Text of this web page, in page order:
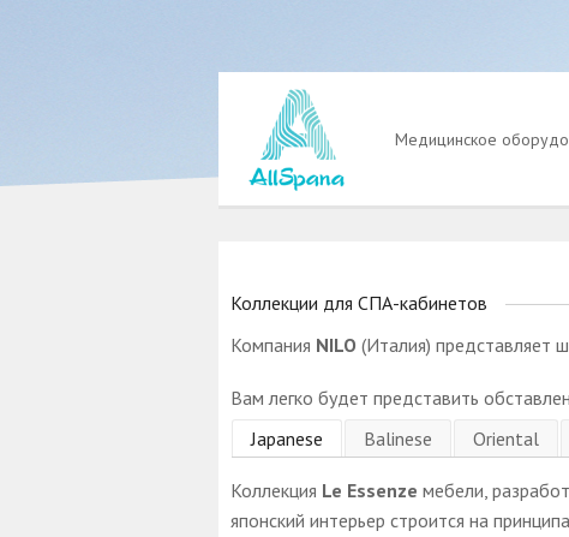
Медицинское
Коллекции для СПА-кабинетов
Компания NILO (Италия) представляет
Вам легко будет представить
Japanese
Balinese Oriental
Коллекция Le Essenze мебели,
японский интерьер строится на